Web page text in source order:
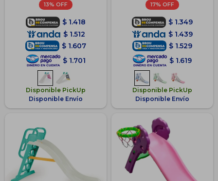
13
$ 1.418
$ 1.512
$ 1.607
$ 1.701
Disponible PickUp
Disponible Envío
17
$ 1.349
$ 1.439
$ 1.529
$ 1.619
Disponible PickUp
Disponible Envío